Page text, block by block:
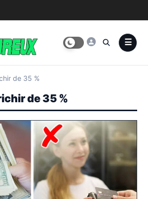
de 35 %
de 35 %